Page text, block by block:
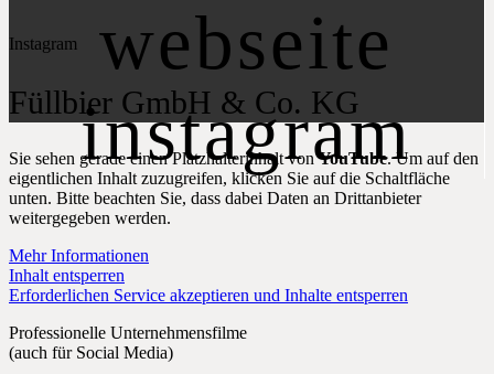
webseite
instagram
Instagram
Füllbier GmbH & Co. KG
Sie sehen gerade einen Platzhalterinhalt vonYouTube. Um auf den
eigentlichen Inhalt zuzugreifen, klicken Sie auf die Schaltfläche
unten. Bitte beachten Sie, dass dabei Daten an Drittanbieter
weitergegeben werden.
Mehr Informationen
Inhalt entsperren
Erforderlichen Service akzeptieren und Inhalte entsperren
Professionelle Unternehmensfilme
(auch für Social Media)